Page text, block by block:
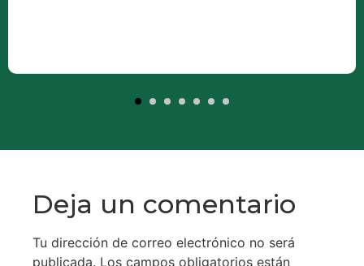
Deja un comentario
Tu dirección de correo electrónico no será
publicada. Los campos obligatorios están